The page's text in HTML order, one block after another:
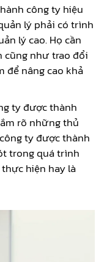
công ty hiệu
lý phải có trình
lý cao. Họ cần
cũng như trao đổi
để nâng cao khả
ty được thành
rõ những thủ
ty được thành
trong quá trình
hiện hay là